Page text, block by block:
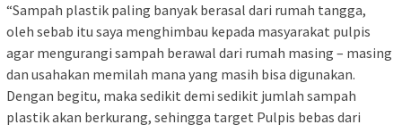
“Sampah plastik paling banyak berasal dari rumah tangga,
oleh sebab itu saya menghimbau kepada masyarakat pulpis
agar mengurangi sampah berawal dari rumah masing – masing
dan usahakan memilah mana yang masih bisa digunakan.
Dengan begitu, maka sedikit demi sedikit jumlah sampah
plastik akan berkurang, sehingga target Pulpis bebas dari